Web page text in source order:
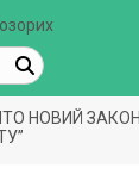
НОВИЙ